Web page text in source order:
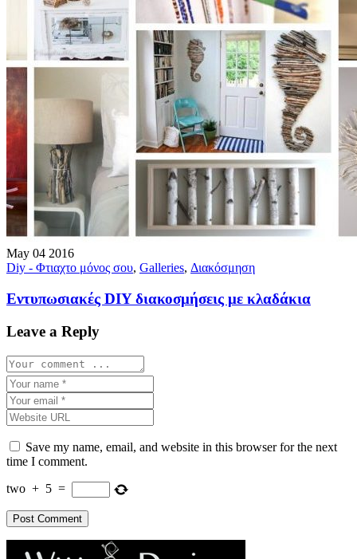
May 04 2016
Diy - Φτιαχτο μόνος σου, Galleries, Διακόσμηση
Εντυπωσιακές DIY διακοσμήσεις με κλαδάκια
Leave a Reply
Save my name, email, and website in this browser for the next
time I comment.
two + 5 =